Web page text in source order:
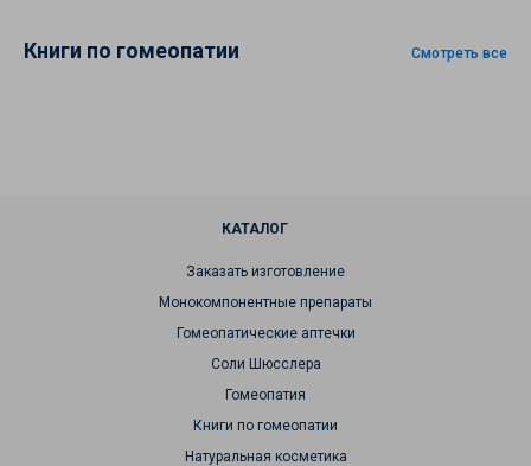
Книги по гомеопатии Смотреть все
КАТАЛОГ
Заказать изготовление
Монокомпонентные препараты
Гомеопатические аптечки
Соли Шюсслера
Гомеопатия
Книги по гомеопатии
Натуральная косметика